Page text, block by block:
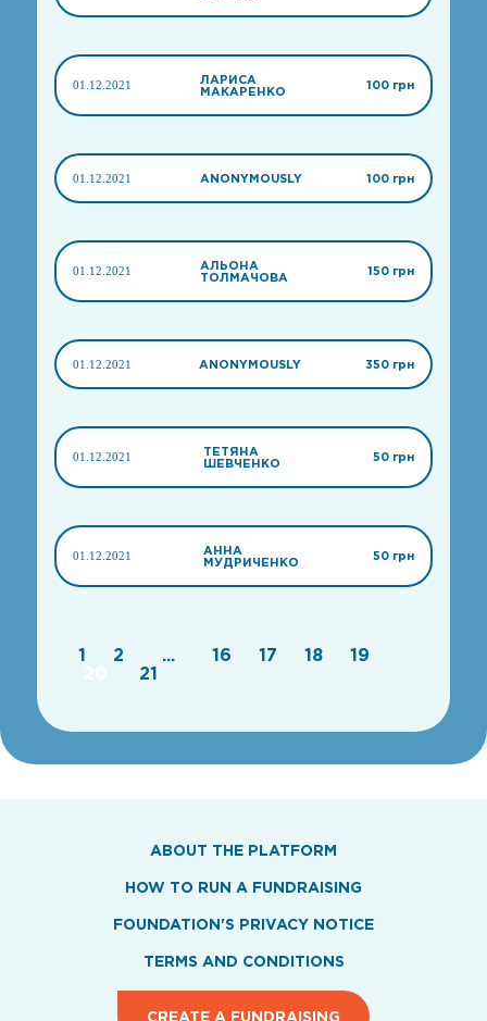
01.12.2021
ЛАРИСА
МАКАРЕНКО
100 грн
01.12.2021 ANONYMOUSLY 100 грн
01.12.2021
АЛЬОНА
ТОЛМАЧОВА
150 грн
01.12.2021 ANONYMOUSLY 350 грн
01.12.2021
ТЕТЯНА
ШЕВЧЕНКО
50 грн
01.12.2021
АННА
МУДРИЧЕНКО
50 грн
1 2 ... 16 17 18
19
21
ABOUT THE PLATFORM
HOW TO RUN A FUNDRAISING
FOUNDATION'S PRIVACY NOTICE
TERMS AND CONDITIONS
CREATE A FUNDRAISING